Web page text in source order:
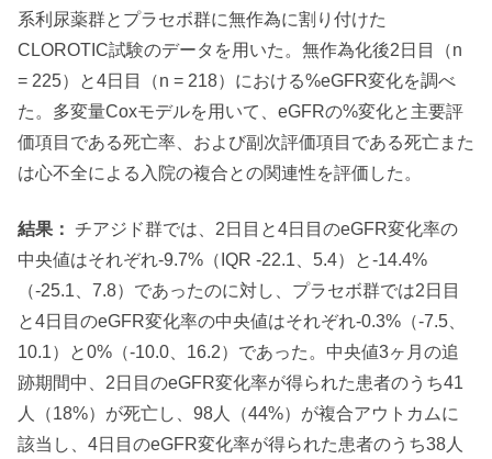
系利尿薬群とプラセボ群に無作為に割り付けた
CLOROTIC試験のデータを用いた。無作為化後2日目（n
= 225）と4日目（n = 218）における%eGFR変化を調べ
た。多変量Coxモデルを用いて、eGFRの%変化と主要評
価項目である死亡率、および副次評価項目である死亡また
は心不全による入院の複合との関連性を評価した。
結果： チアジド群では、2日目と4日目のeGFR変化率の
中央値はそれぞれ-9.7%（IQR -22.1、5.4）と-14.4%
（-25.1、7.8）であったのに対し、プラセボ群では2日目
と4日目のeGFR変化率の中央値はそれぞれ-0.3%（-7.5、
10.1）と0%（-10.0、16.2）であった。中央値3ヶ月の追
跡期間中、2日目のeGFR変化率が得られた患者のうち41
人（18%）が死亡し、98人（44%）が複合アウトカムに
該当し、4日目のeGFR変化率が得られた患者のうち38人